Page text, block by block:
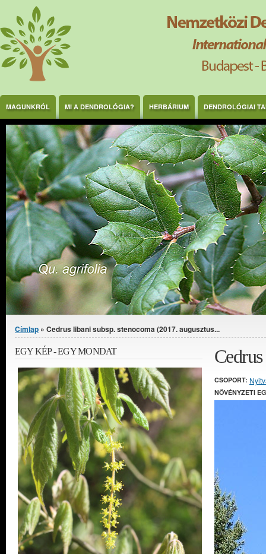
Ugrás a tartalomra
MAGUNKRÓL MI A DENDROLÓGIA? HERBÁRIUM DENDROLÓGIAI
Jelenlegi hely
Címlap » Cedrus libani subsp. stenocoma (2017. augusztus...
CSOPORT:
NÖVÉNYZETI
EGY KÉP - EGY MONDAT